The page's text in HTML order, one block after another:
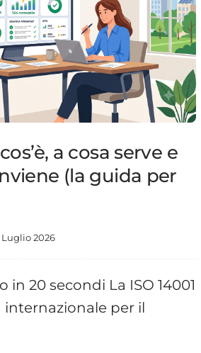
a cosa serve e
(la guida per
Luglio 2026
in 20 secondi La ISO 14001
internazionale per il